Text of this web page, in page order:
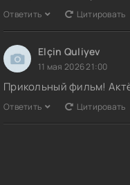
Ответить Цитировать
Elçin Quliyev
11 мая 2026 21:00
Прикольный фильм!
Ответить Цитировать